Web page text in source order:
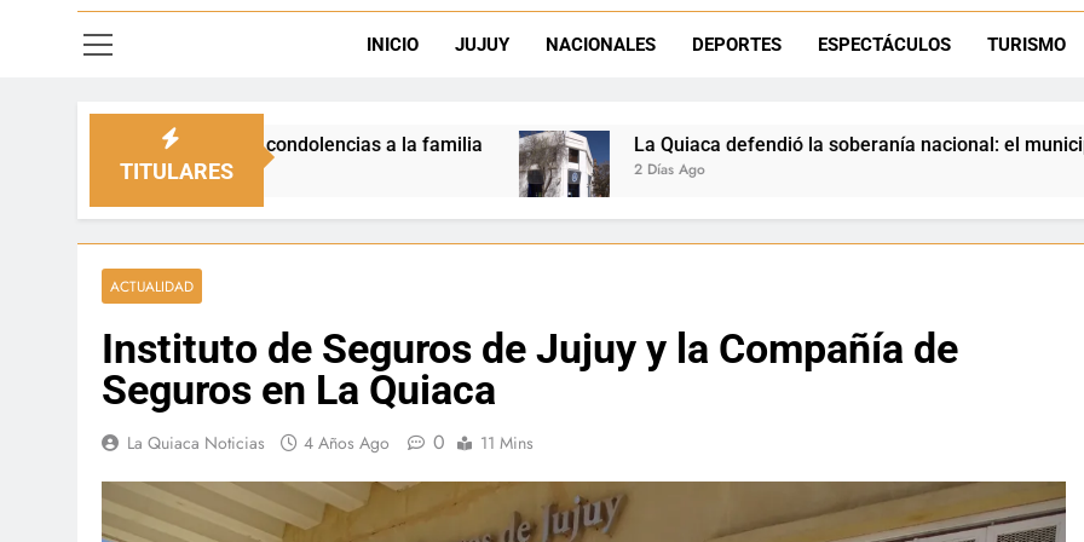
Luciana Álvarez recibió el Premio San Salvador: La Quiaca
INICIO JUJUY NACIONALES DEPORTES ESPECTÁCULOS TURISMO
TITULARES
condolencias a la familia La Quiaca defendió la soberanía nacional: el municipio rechazó la
ACTUALIDAD
Instituto de Seguros de Jujuy y la Compañía de
Seguros en La Quiaca
La Quiaca Noticias 4 Años Ago 0 11 Mins